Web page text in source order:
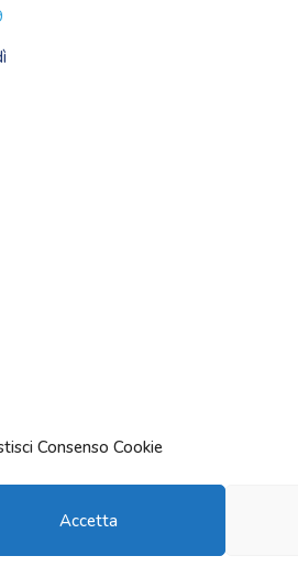
Consenso Cookie
Accetta
Scarlatti 44 80127 Napoli P.Iva